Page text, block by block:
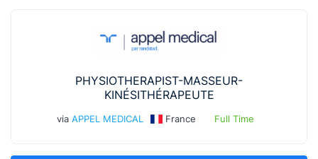
PHYSIOTHERAPIST-MASSEUR-
KINÉSITHÉRAPEUTE
via APPEL MEDICAL France Full Time